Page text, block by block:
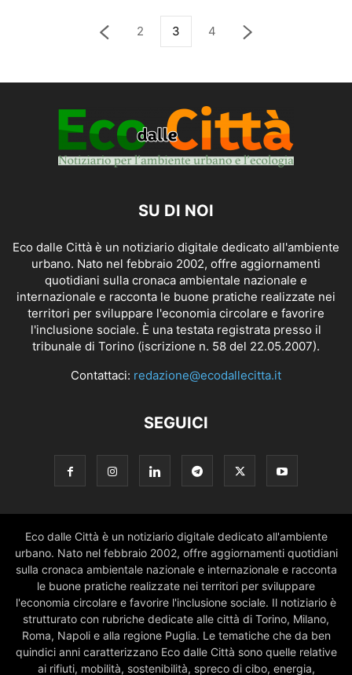
2 3 4
SU DI NOI
Eco dalle Città è un notiziario digitale dedicato all'ambiente
urbano. Nato nel febbraio 2002, offre aggiornamenti
quotidiani sulla cronaca ambientale nazionale e
internazionale e racconta le buone pratiche realizzate nei
territori per sviluppare l'economia circolare e favorire
l'inclusione sociale. È una testata registrata presso il
tribunale di Torino (iscrizione n. 58 del 22.05.2007).
Contattaci: redazione@ecodallecitta.it
SEGUICI
Eco dalle Città è un notiziario digitale dedicato all'ambiente
urbano. Nato nel febbraio 2002, offre aggiornamenti quotidiani
sulla cronaca ambientale nazionale e internazionale e racconta
le buone pratiche realizzate nei territori per sviluppare
l'economia circolare e favorire l'inclusione sociale. Il notiziario è
strutturato con rubriche dedicate alle città di Torino, Milano,
Roma, Napoli e alla regione Puglia. Le tematiche che da ben
quindici anni caratterizzano Eco dalle Città sono quelle relative
ai rifiuti, mobilità, sostenibilità, spreco di cibo, energia,